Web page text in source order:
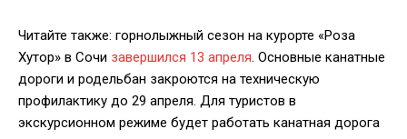
Читайте также: горнолыжный сезон на курорте «Роза
Хутор» в Сочи завершился 13 апреля. Основные канатные
дороги и родельбан закроются на техническую
профилактику до 29 апреля. Для туристов в
экскурсионном режиме будет работать канатная дорога